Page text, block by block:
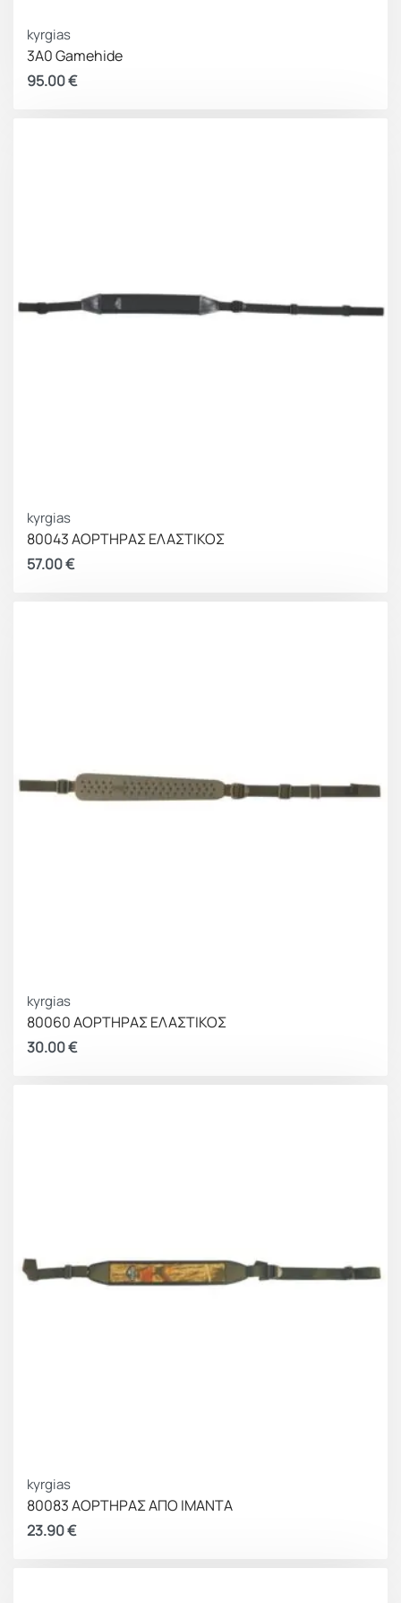
kyrgias
3A0 Gamehide
95.00€
kyrgias
80043 ΑΟΡΤΗΡΑΣ ΕΛΑΣΤΙΚΟΣ
57.00€
kyrgias
80060 ΑΟΡΤΗΡΑΣ ΕΛΑΣΤΙΚΟΣ
30.00€
kyrgias
80083 ΑΟΡΤΗΡΑΣ ΑΠΟ ΙΜΑΝΤΑ
23.90€